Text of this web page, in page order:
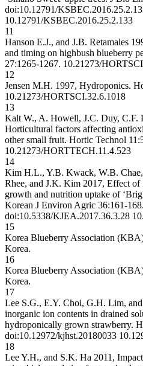
doi:10.12791/
10.12791/KSBEC.2016.25.2.133
11
Hanson E.J., and J.B. Retamales
and timing on highbush blueberry
27:1265-1267. 10.21273/
12
Jensen M.H. 1997, Hydroponics.
10.21273/HORTSCI.32.6.1018
13
Kalt W., A. Howell, J.C. Duy, C.F.
Horticultural factors affecting
other small fruit. Hortic Technol
10.21273/HORTTECH.11.4.523
14
Kim H.L., Y.B. Kwack, W.B.
Rhee, and J.K. Kim 2017, Effect of
growth and nutrition uptake of
Korean J Environ Agric 36:161-168.
doi:10.5338/KJEA.2017.36.3.28
15
Korea Blueberry Association
Korea.
16
Korea Blueberry Association
Korea.
17
Lee S.G., E.Y. Choi, G.H. Lim,
inorganic ion contents in drained
hydroponically grown strawberry.
doi:10.12972/kjhst.20180033
18
Lee Y.H., and S.K. Ha 2011,